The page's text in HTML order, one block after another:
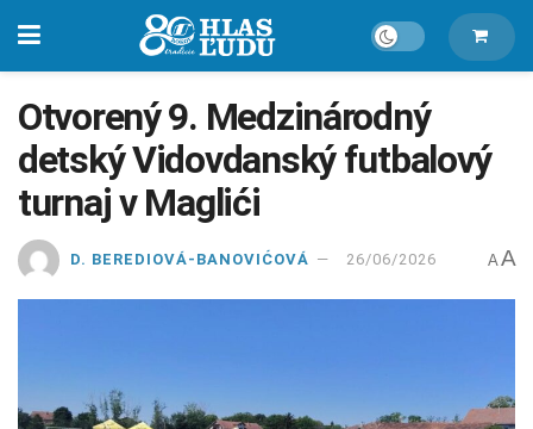
Otvorený 9. Medzinárodný
detský Vidovdanský futbalový
turnaj v Maglići
D. BEREDIOVÁ-BANOVIĆOVÁ 26/06/2026 A A